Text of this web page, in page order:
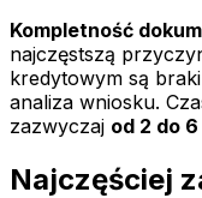
Kompletność
najczęstszą
kredytowym są
analiza wniosku.
zazwyczaj od 2 do
Najczęściej